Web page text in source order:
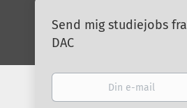
Send mig studiejobs fra
DAC
Din